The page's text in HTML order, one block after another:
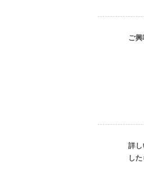
ご
詳し
し